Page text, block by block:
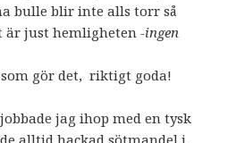
bulle blir inte alls torr så
är just hemligheten-ingen
gör det, riktigt goda!
jag ihop med en tysk
alltid hackad sötmandel i